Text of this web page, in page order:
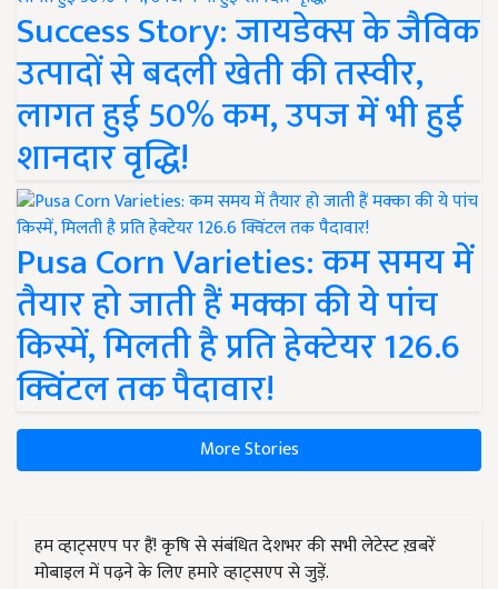
Success Story: जायडेक्स के जैविक
उत्पादों से बदली खेती की तस्वीर,
लागत हुई 50% कम, उपज में भी हुई
शानदार वृद्धि!
Pusa Corn Varieties: कम समय में
तैयार हो जाती हैं मक्का की ये पांच
किस्में, मिलती है प्रति हेक्टेयर 126.6
क्विंटल तक पैदावार!
More Stories
हम व्हाट्सएप पर हैं! कृषि से संबंधित देशभर की सभी लेटेस्ट ख़बरें
मोबाइल में पढ़ने के लिए हमारे व्हाट्सएप से जुड़ें.